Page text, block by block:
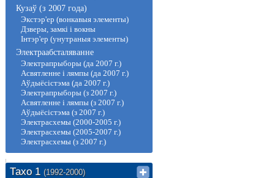
Кузаў (з 2007 года)
Экстэр'ер (вонкавыя элементы)
Дзверы, замкі і вокны
Інтэр'ер (унутраныя элементы)
Электраабсталяванне
Электрапрыборы (да 2007 г.)
Асвятленне і лямпы (да 2007 г.)
Аўдыёсістэма (да 2007 г.)
Электрапрыборы (з 2007 г.)
Асвятленне і лямпы (з 2007 г.)
Аўдыёсістэма (з 2007 г.)
Электрасхемы (2000-2005 г.)
Электрасхемы (2005-2007 г.)
Электрасхемы (з 2007 г.)
Тахо 1 (1992-2000)